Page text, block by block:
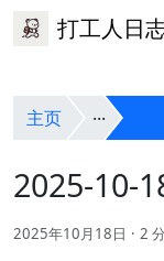
打工人日
主页
2025-10-
2025年10月18日 2